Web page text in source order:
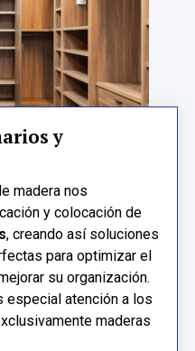
y
madera nos
y colocación de
, creando así soluciones
para optimizar el
su organización.
especial atención a los
maderas